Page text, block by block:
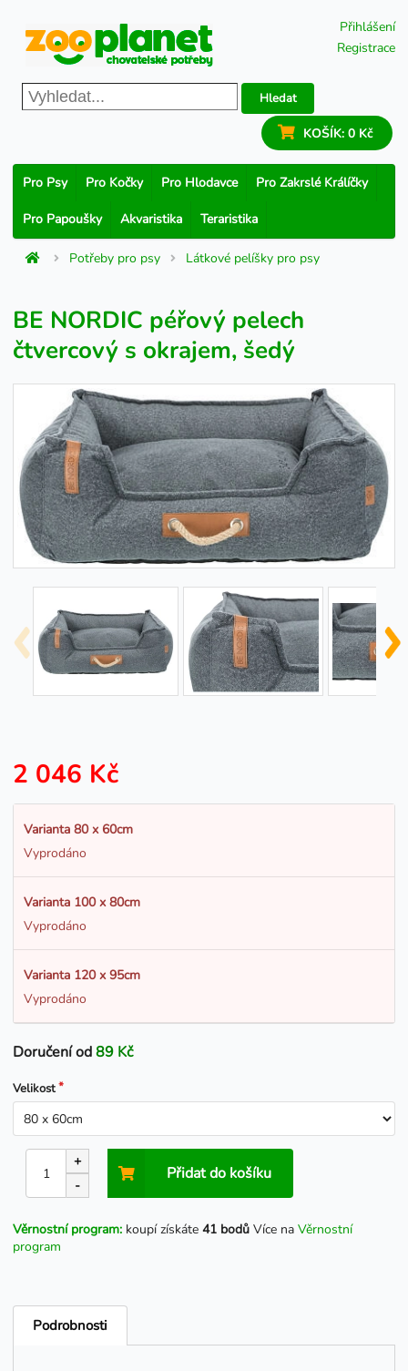
Přihlášení
Registrace
Hledat
KOŠÍK: 0 Kč
Pro Psy Pro Kočky Pro Hlodavce Pro Zakrslé Králíčky
Pro Papoušky Akvaristika Teraristika
Potřeby pro psy Látkové pelíšky pro psy
BE NORDIC péřový pelech
čtvercový s okrajem, šedý
2 046 Kč
Varianta 80 x 60cm
Vyprodáno
Varianta 100 x 80cm
Vyprodáno
Varianta 120 x 95cm
Vyprodáno
Doručení od89 Kč
Velikost
+
-
Přidat do košíku
Věrnostní program: koupí získáte 41 bodů Více na Věrnostní
program
Podrobnosti